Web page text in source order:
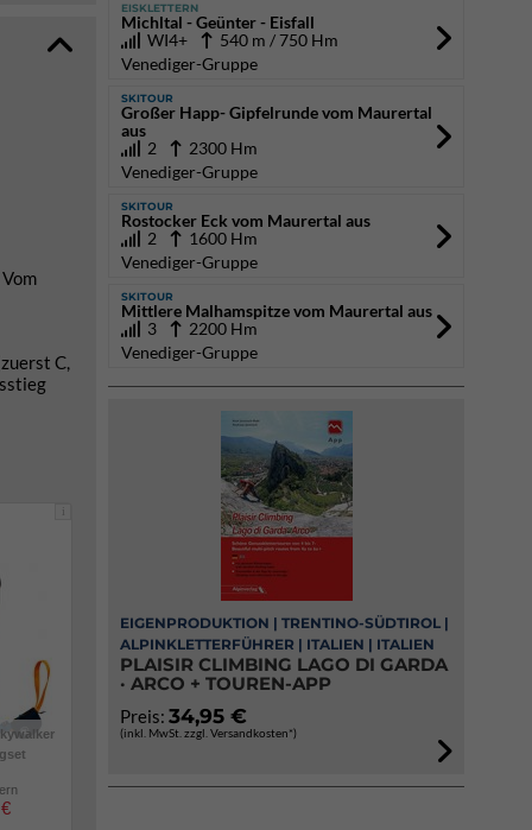
C,
i
EISKLETTERN
Michltal - Geünter - Eisfall
WI4+
540 m / 750 Hm
Venediger-Gruppe
SKITOUR
Großer Happ- Gipfelrunde vom Maurertal
aus
2
2300 Hm
Venediger-Gruppe
SKITOUR
Rostocker Eck vom Maurertal aus
2
1600 Hm
Venediger-Gruppe
SKITOUR
Mittlere Malhamspitze vom Maurertal aus
3
2200 Hm
Venediger-Gruppe
EIGENPRODUKTION | TRENTINO-SÜDTIROL |
ALPINKLETTERFÜHRER | ITALIEN | ITALIEN
PLAISIR CLIMBING LAGO DI GARDA
· ARCO + TOUREN-APP
Preis: 34,95 €
(inkl. MwSt. zzgl. Versandkosten*)